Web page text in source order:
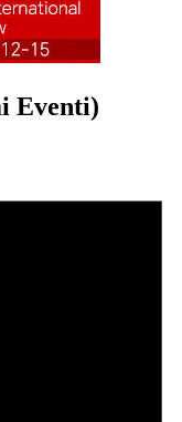
Eventi)